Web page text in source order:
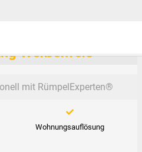
Weißenfels
mit RümpelExperten®️
Wohnungsauflösung